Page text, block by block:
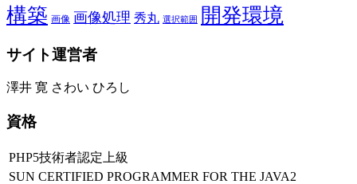
構築 画像 画像処理 秀丸 選択範囲 開発環境
サイト運営者
澤井 寛 さわい ひろし
資格
PHP5技術者認定上級
SUN CERTIFIED PROGRAMMER FOR THE JAVA2